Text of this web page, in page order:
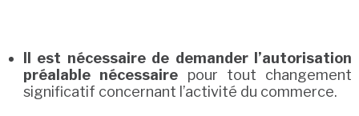
Il est nécessaire de demander l’autorisation
préalable nécessaire pour tout changement
significatif concernant l’activité du commerce.